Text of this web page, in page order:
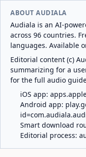
ABOUT AUDIALA
Audiala is an AI-
across 96 countries.
languages. Available
Editorial content (c)
summarizing for a
for the full audio
iOS app:
Android app:
Smart download
Editorial process: